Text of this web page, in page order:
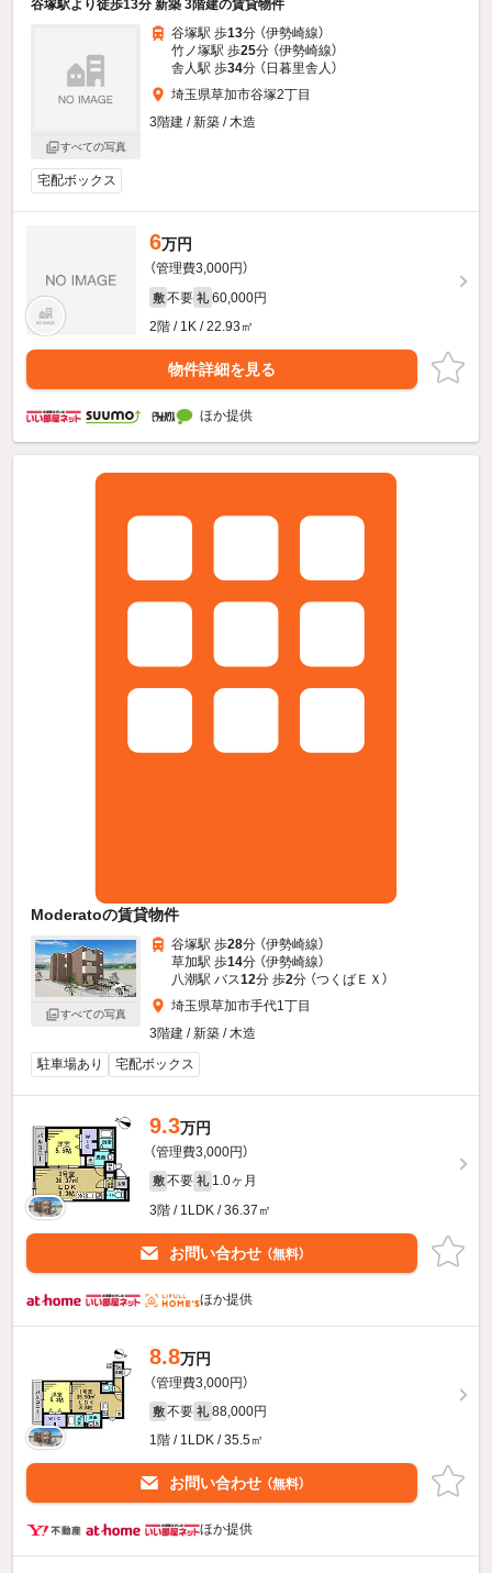
谷塚駅より徒歩13分 新築 3階建の賃貸物件
すべての写真
谷塚駅 歩13分 （伊勢崎線）
竹ノ塚駅 歩25分 （伊勢崎線）
舎人駅 歩34分 （日暮里舎人）
埼玉県草加市谷塚2丁目
3階建 / 新築 / 木造
宅配ボックス
6万円
（管理費3,000円）
敷 不要 礼 60,000円
2階 / 1K / 22.93㎡
物件詳細を見る
ほか提供
Moderatoの賃貸物件
すべての写真
谷塚駅 歩28分 （伊勢崎線）
草加駅 歩14分 （伊勢崎線）
八潮駅 バス12分 歩2分 （つくばＥＸ）
埼玉県草加市手代1丁目
3階建 / 新築 / 木造
駐車場あり
宅配ボックス
9.3万円
（管理費3,000円）
敷 不要 礼 1.0ヶ月
3階 / 1LDK / 36.37㎡
お問い合わせ （無料）
ほか提供
8.8万円
（管理費3,000円）
敷 不要 礼 88,000円
1階 / 1LDK / 35.5㎡
お問い合わせ （無料）
ほか提供